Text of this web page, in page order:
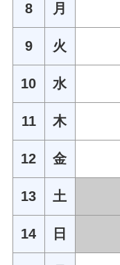
8 月
9 火
10 水
11 木
12 金
13 土
14 日